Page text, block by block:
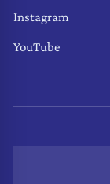
Instagram
YouTube